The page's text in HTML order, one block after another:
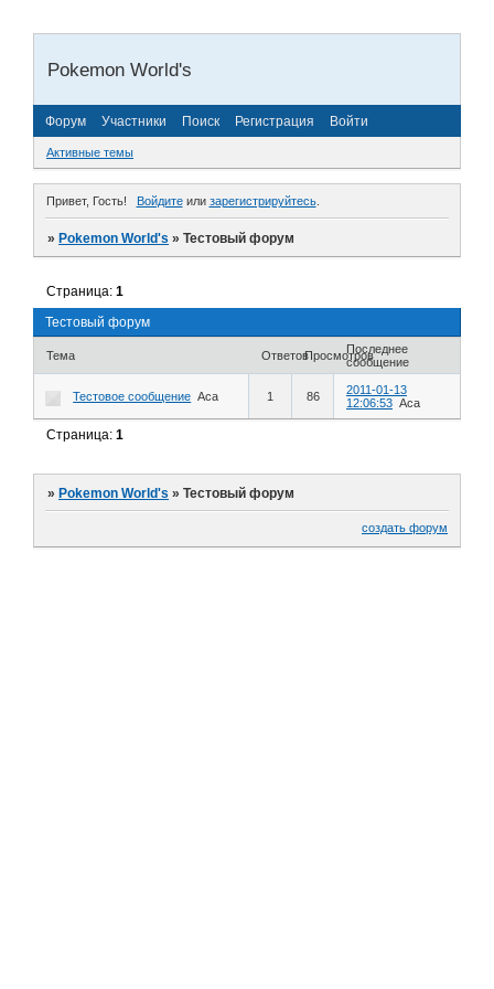
Pokemon World's
Форум Участники Поиск Регистрация Войти
Активные темы
Привет, Гость! Войдитеили зарегистрируйтесь.
»Pokemon World's »Тестовый форум
Тестовый форум
Страница:1
Тема ОтветовПросмотровПоследнее
сообщение
Тестовое сообщение Аса 1 86
2011-01-13
12:06:53 Аса
Страница:1
»Pokemon World's »Тестовый форум
создать форум